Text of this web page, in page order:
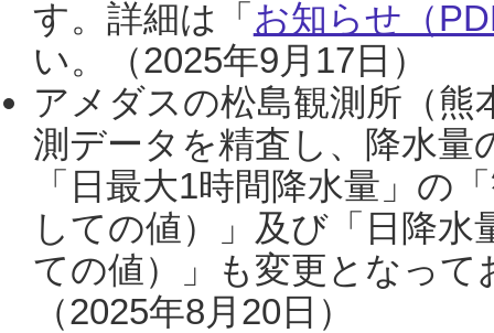
す。詳細は「 お知らせ（
い。（2025年9月17日）
アメダスの松島観測所（熊
測データを精査し、降水
「日最大1時間降水量」の
しての値）」及び「日降
ての値）」も変更となっ
（2025年8月20日）